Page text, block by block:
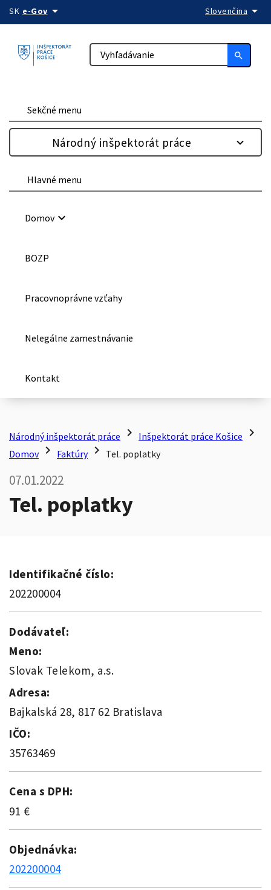
Preskočiť na obsah
SK e-Govarrow_drop_down Slovenčina arrow_drop_down
search
Sekčné menu
Národný inšpektorát práce
Hlavné menu
Domovkeyboard_arrow_down
BOZP
Pracovnoprávne vzťahy
Nelegálne zamestnávanie
Kontakt
Národný inšpektorát práce chevron_right Inšpektorát práce Košice chevron_right
Domov chevron_right Faktúry chevron_right Tel. poplatky
07.01.2022
Tel. poplatky
Identifikačné číslo:
202200004
Dodávateľ:
Meno:
Slovak Telekom, a.s.
Adresa:
Bajkalská 28, 817 62 Bratislava
IČO:
35763469
Cena s DPH:
91 €
Objednávka:
202200004